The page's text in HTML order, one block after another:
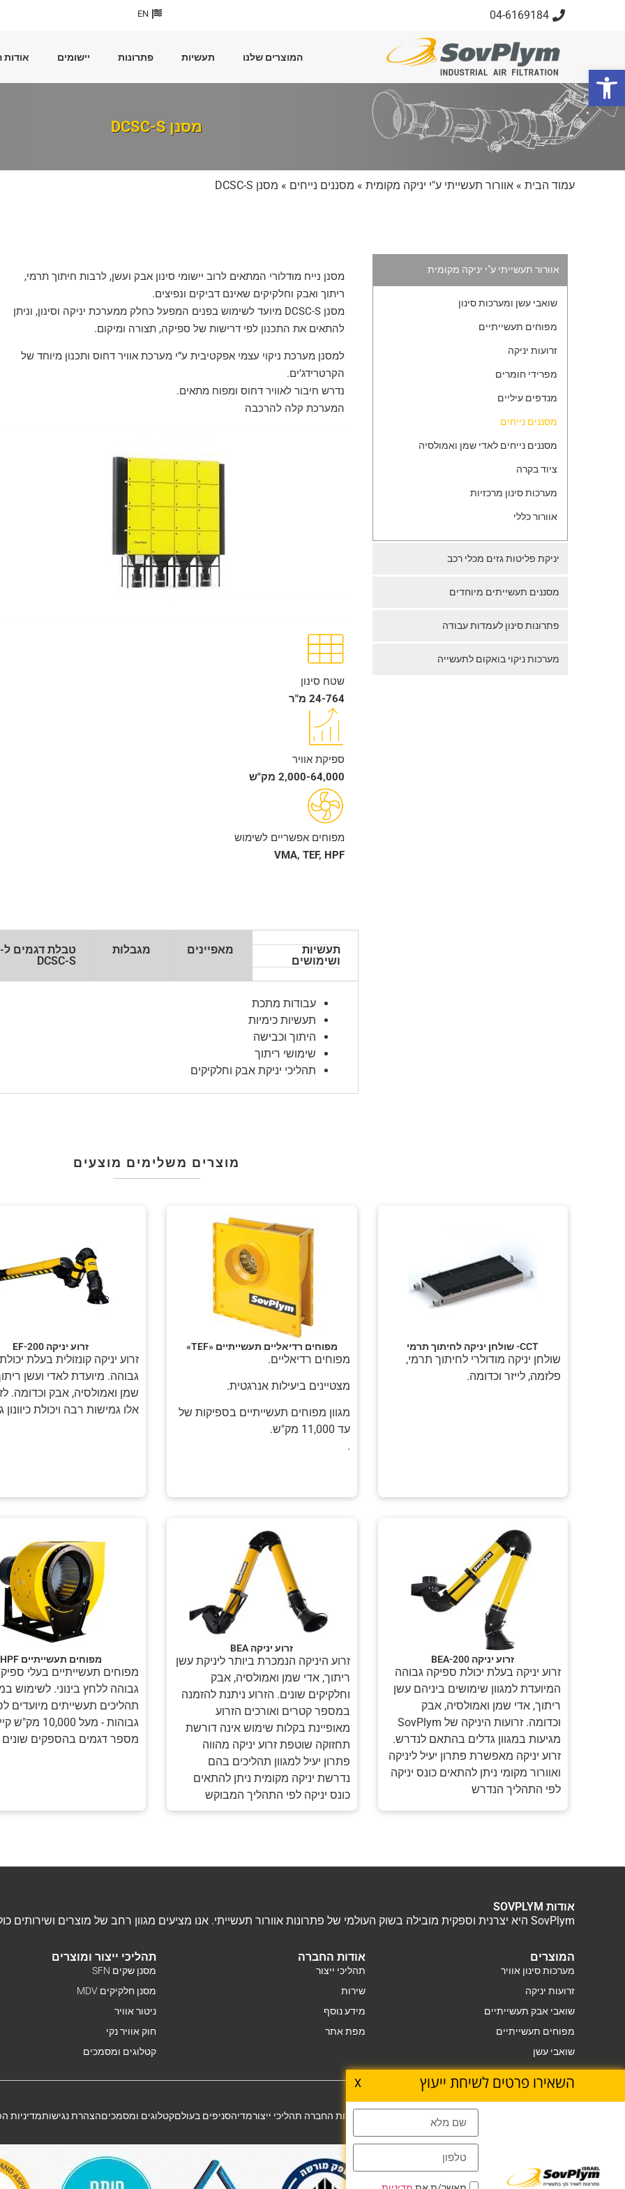
04-6169184
EN
המוצרים שלנו תעשיות פתרונות יישומים
מסנן DCSC-S
עמוד הבית » אוורור תעשייתי ע"י יניקה מקומית » מסננים נייחים » מסנן DCSC-S
אוורור תעשייתי ע"י יניקה מקומית
שואבי עשן ומערכות סינון
מפוחים תעשייתיים
זרועות יניקה
מפרידי חומרים
מנדפים עיליים
מסננים נייחים
מסננים נייחים לאדי שמן ואמולסיה
ציוד בקרה
מערכות סינון מרכזיות
אוורור כללי
יניקת פליטות גזים מכלי רכב
מסננים תעשייתים מיוחדים
פתרונות סינון לעמדות עבודה
מערכות ניקוי בואקום לתעשייה
מסנן נייח מודלורי המתאים לרוב יישומי סינון אבק ועשן, לרבות חיתוך תרמי,
ריתוך ואבק וחלקיקים שאינם דביקים ונפיצים.
מסנן DCSC-S מיועד לשימוש בפנים המפעל כחלק ממערכת יניקה וסינון, וניתן
להתאים את התכנון לפי דרישות של ספיקה, תצורה ומיקום.
למסנן מערכת ניקוי עצמי אפקטיבית ע”י מערכת אוויר דחוס ותכנון מיוחד של
הקרטרידג’ים.
נדרש חיבור לאוויר דחוס ומפוח מתאים.
המערכת קלה להרכבה
שטח סינון
24-764 מ"ר
ספיקת אוויר
2,000-64,000 מק"ש
מפוחים אפשריים לשימוש
VMA, TEF, HPF
תעשיות
ושימושים
מאפיינים מגבלות
טבלת דגמים ל-
DCSC-S
עבודות מתכת
תעשיות כימיות
היתוך וכבישה
שימושי ריתוך
תהליכי יניקת אבק וחלקיקים
מוצרים משלימים מוצעים
CCT- שולחן יניקה לחיתוך תרמי
שולחן יניקה מודולרי לחיתוך תרמי,
פלזמה, לייזר וכדומה.
מפוחים רדיאליים תעשייתיים «TEF»
מפוחים רדיאליים.
מצטיינים ביעילות אנרגטית.
מגוון מפוחים תעשייתיים בספיקות של
עד 11,000 מק"ש.
.
זרוע יניקה EF-200
זרוע יניקה קונזולית בעלת
גבוהה. מיועדת לאדי ועשן
שמן ואמולסיה, אבק וכדומה.
אלו גמישות רבה ויכולת כיוונון
זרוע יניקה BEA-200
זרוע יניקה בעלת יכולת ספיקה גבוהה
המיועדת למגוון שימושים ביניהם עשן
ריתוך, אדי שמן ואמולסיה, אבק
וכדומה. זרועות היניקה של SovPlym
מגיעות במגוון גדלים בהתאם לנדרש.
זרוע יניקה מאפשרת פתרון יעיל ליניקה
ואוורור מקומי ניתן להתאים כונס יניקה
לפי התהליך הנדרש
זרוע יניקה BEA
זרוע היניקה הנמכרת ביותר ליניקת עשן
ריתוך, אדי שמן ואמולסיה, אבק
וחלקיקים שונים. הזרוע ניתנת להזמנה
במספר קטרים ואורכים הזרוע
מאופיינת בקלות שימוש אינה דורשת
תחזוקה שוטפת זרוע יניקה מהווה
פתרון יעיל למגוון תהליכים בהם
נדרשת יניקה מקומית ניתן להתאים
כונס יניקה לפי התהליך המבוקש
מפוחים תעשייתיים HPF
מפוחים תעשייתיים בעלי
גבוהה ללחץ בינוני. לשימוש
תהליכים תעשייתים מיועדים
גבוהות - מעל 10,000
מספר דגמים בהספקים שונים
אודות SOVPLYM
SovPlym היא יצרנית וספקית מובילה בשוק העולמי של פתרונות אוורור תעשייתי. אנו מציעים מגוון רחב של מוצרים ושירותים כולל איפיון, תכנון, התקנה ושירות של מערכות אוורור.
המוצרים
מערכות סינון אוויר
זרועות יניקה
שואבי אבק תעשייתיים
מפוחים תעשייתיים
שואבי עשן
אודות החברה
תהליכי ייצור
שירות
מידע נוסף
מפת אתר
תהליכי ייצור ומוצרים
מסנן שקים SFN
מסנן חלקיקים MDV
ניטור אוויר
חוק אוויר נקי
קטלוגים ומסמכים
אודות החברה תהליכי ייצורמדיהסניפים בעולםקטלוגים ומסמכיםהצהרת נגישותמדיניות
השאירו פרטים לשיחת ייעוץ X
פתח סרגל נגישות